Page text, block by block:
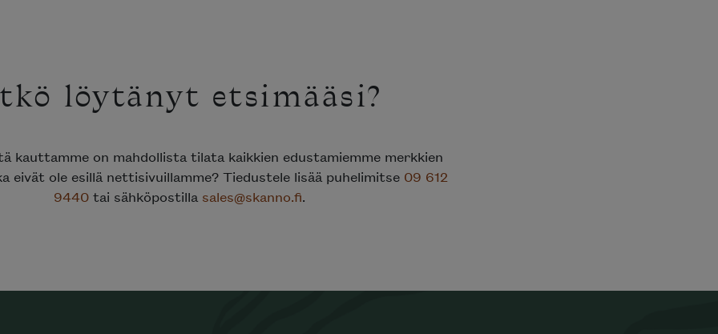
löytänyt etsimääsi?
kauttamme on mahdollista tilata kaikkien edustamiemme merkkien
eivät ole esillä nettisivuillamme? Tiedustele lisää puhelimitse 09 612
9440 tai sähköpostilla sales@skanno.fi.